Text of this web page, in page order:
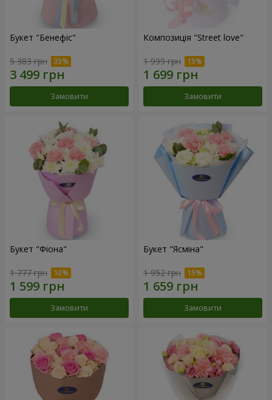
Букет "Бенефіс"
5 383 грн
Замовити
Композиція "Street love"
1 999 грн
Замовити
Букет "Фіона"
1 777 грн
Замовити
Букет "Ясміна"
1 952 грн
Замовити